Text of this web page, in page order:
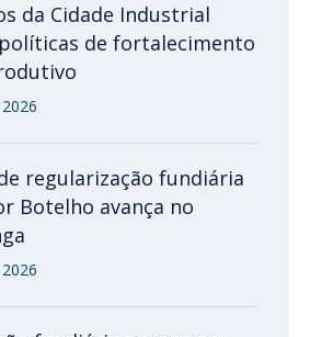
da Cidade Industrial
de fortalecimento
regularização fundiária
Botelho avança no